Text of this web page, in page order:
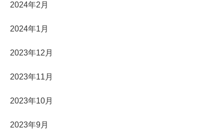
2024年2月
2024年1月
2023年12月
2023年11月
2023年10月
2023年9月